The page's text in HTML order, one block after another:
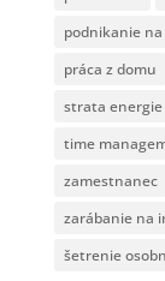
podnikanie
práca z domu
strata energie
time
zamestnanec
zarábanie na
šetrenie